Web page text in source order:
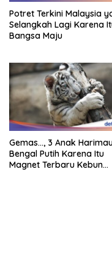
Potret Terkini Malaysia
Selangkah Lagi Karena
Bangsa Maju
Gemas…, 3 Anak
Bengal Putih Karena Itu
Magnet Terbaru Kebun